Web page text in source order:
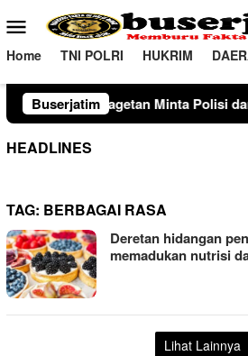
ke
konten
Menu
Mobile
Home TNI POLRI HUKRIM
Buserjatim
Polisi dan Dishub Gencarkan
HEADLINES
TAG: BERBAGAI RASA
Deretan hidangan
memadukan nutrisi
Lihat Lainnya